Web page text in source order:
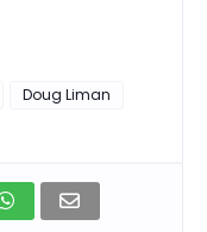
Doug Liman